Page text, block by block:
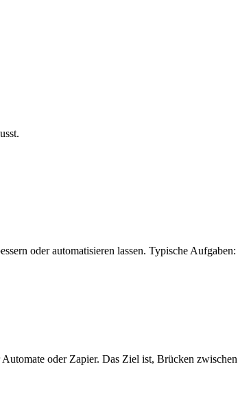
oder automatisieren lassen. Typische Aufgaben:
oder Zapier. Das Ziel ist, Brücken zwischen